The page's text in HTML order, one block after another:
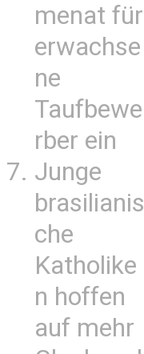
menat für
erwachse
ne
Taufbewe
rber ein
Junge
brasilianis
che
Katholike
n hoffen
auf mehr